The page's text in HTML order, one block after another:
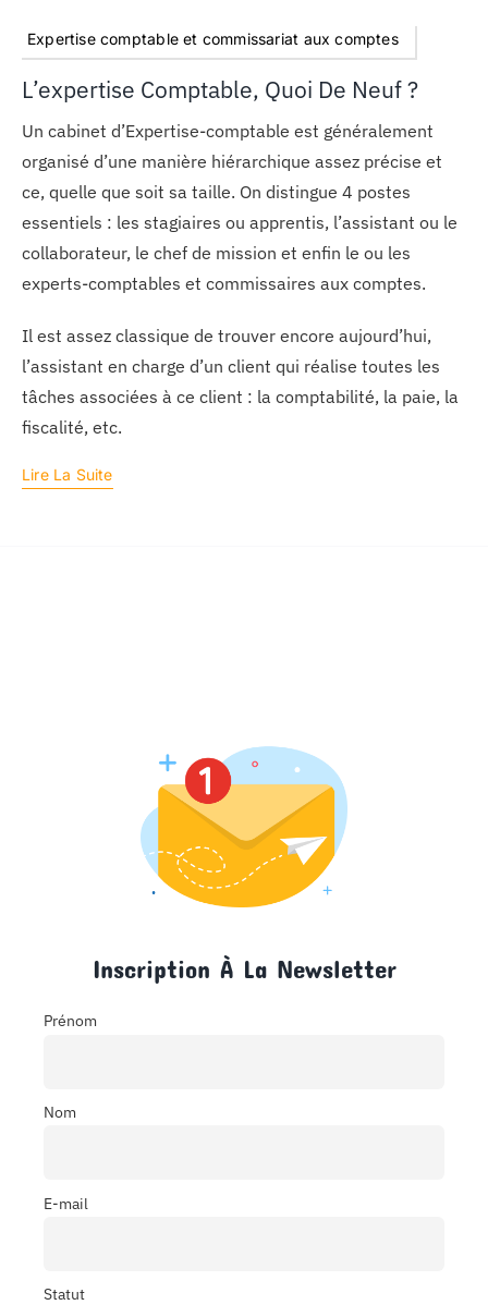
Expertise comptable et commissariat aux comptes
L’expertise Comptable, Quoi De Neuf ?
Un cabinet d’Expertise-comptable est généralement
organisé d’une manière hiérarchique assez précise et
ce, quelle que soit sa taille. On distingue 4 postes
essentiels : les stagiaires ou apprentis, l’assistant ou le
collaborateur, le chef de mission et enfin le ou les
experts-comptables et commissaires aux comptes.
Il est assez classique de trouver encore aujourd’hui,
l’assistant en charge d’un client qui réalise toutes les
tâches associées à ce client : la comptabilité, la paie, la
fiscalité, etc.
Lire La Suite
Inscription À La Newsletter
Prénom
Nom
E-mail
Statut